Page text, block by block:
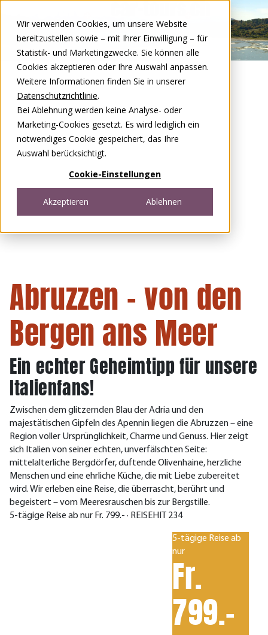
Wir verwenden Cookies, um unsere Website
bereitzustellen sowie – mit Ihrer Einwilligung – für
Statistik- und Marketingzwecke. Sie können alle
Cookies akzeptieren oder Ihre Auswahl anpassen.
Weitere Informationen finden Sie in unserer
Datenschutzrichtlinie.
Bei Ablehnung werden keine Analyse- oder
Marketing-Cookies gesetzt. Es wird lediglich ein
notwendiges Cookie gespeichert, das Ihre
Auswahl berücksichtigt.
Cookie-Einstellungen
Akzeptieren Ablehnen
DEFR
Open menu
Abruzzen - von den
Bergen ans Meer
Ein echter Geheimtipp für unsere
Italienfans!
Zwischen dem glitzernden Blau der Adria und den
majestätischen Gipfeln des Apennin liegen die Abruzzen – eine
Region voller Ursprünglichkeit, Charme und Genuss. Hier zeigt
sich Italien von seiner echten, unverfälschten Seite:
mittelalterliche Bergdörfer, duftende Olivenhaine, herzliche
Menschen und eine ehrliche Küche, die mit Liebe zubereitet
wird. Wir erleben eine Reise, die überrascht, berührt und
begeistert – vom Meeresrauschen bis zur Bergstille.
5-tägige Reise ab nur Fr. 799.- · REISEHIT 234
5-tägige Reise ab
nur
Fr.
799.-